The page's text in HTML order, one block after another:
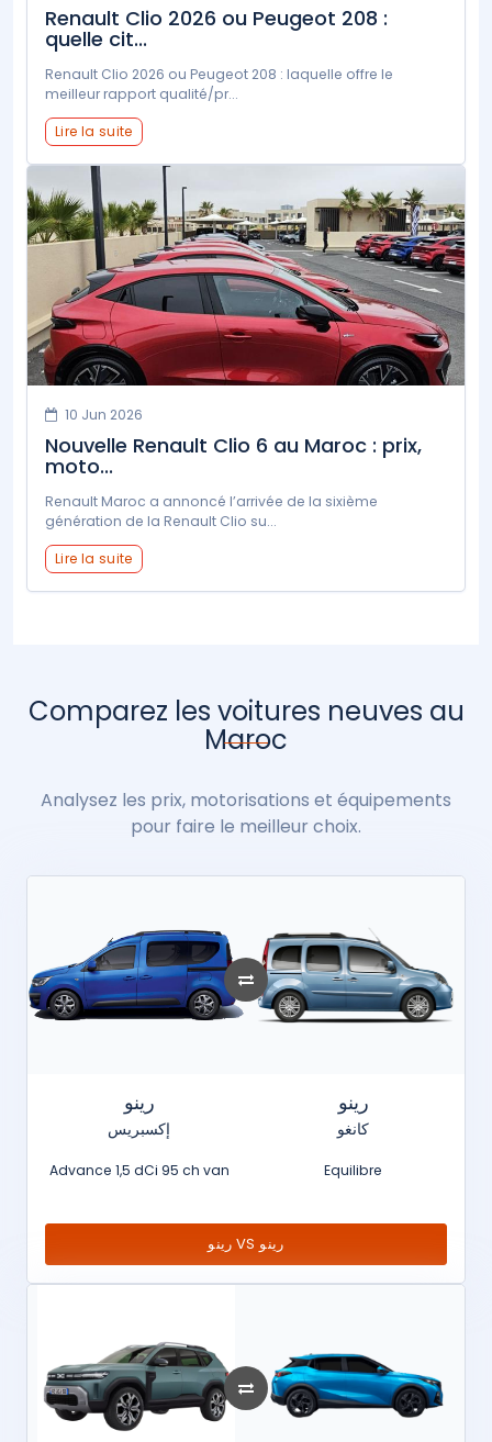
Renault Clio 2026 ou Peugeot 208 :
quelle cit...
Renault Clio 2026 ou Peugeot 208 : laquelle offre le
meilleur rapport qualité/pr...
Lire la suite
10 Jun 2026
Nouvelle Renault Clio 6 au Maroc : prix,
moto...
Renault Maroc a annoncé l’arrivée de la sixième
génération de la Renault Clio su...
Lire la suite
Comparez les voitures neuves au
Maroc
Analysez les prix, motorisations et équipements
pour faire le meilleur choix.
رينو
إكسبريس
Advance 1,5 dCi 95 ch van
رينو
كانغو
Equilibre
رينو VS رينو